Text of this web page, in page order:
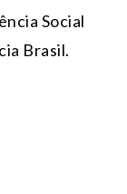
Social
Brasil.